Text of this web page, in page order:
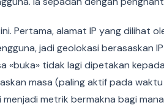
Pertama, alamat IP yang dilihat
jadi geolokasi berasaskan
«buka» tidak lagi dipetakan
masa (paling aktif pada waktu
metrik bermakna bagi